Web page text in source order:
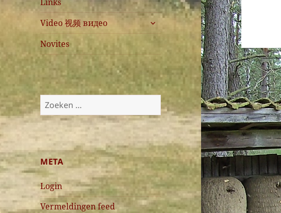
Video 视频 видео
submenu
uitvouwen
Novites
Zoeken
naar:
META
Login
Vermeldingen feed